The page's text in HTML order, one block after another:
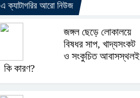
এ ক্যাটাগরির আরো নিউজ
জঙ্গল ছেড়ে লোকালয়ে
বিষধর সাপ, খাদ্যসংকট
ও সংকুচিত আবাসস্থলই
কি কারণ?